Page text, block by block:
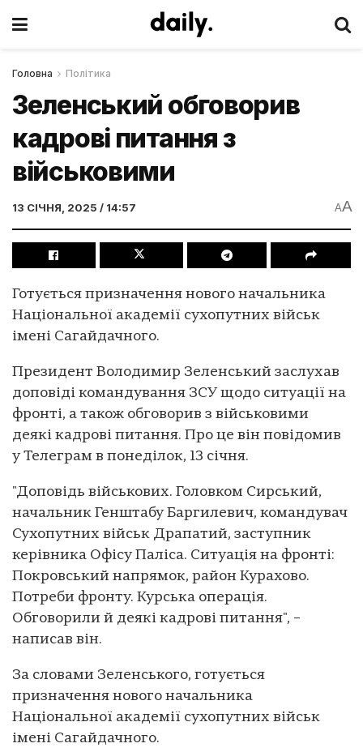
Головна Політика
Зеленський обговорив
кадрові питання з
військовими
13 СІЧНЯ, 2025 / 14:57 AA
Готується призначення нового начальника
Національної академії сухопутних військ
імені Сагайдачного.
Президент Володимир Зеленський заслухав
доповіді командування ЗСУ щодо ситуації на
фронті, а також обговорив з військовими
деякі кадрові питання. Про це він повідомив
у Телеграм в понеділок, 13 січня.
"Доповідь військових. Головком Сирський,
начальник Генштабу Баргилевич, командувач
Сухопутних військ Драпатий, заступник
керівника Офісу Паліса. Ситуація на фронті:
Покровський напрямок, район Курахово.
Потреби фронту. Курська операція.
Обговорили й деякі кадрові питання", –
написав він.
За словами Зеленського, готується
призначення нового начальника
Національної академії сухопутних військ
імені Сагайдачного.